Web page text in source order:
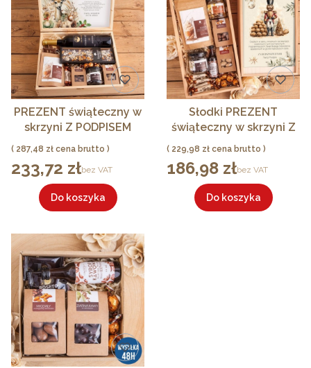
PREZENT świąteczny w
skrzyni Z PODPISEM
Zestaw czekoladowy z
Cena
287,48 zł
Cena
233,72 złbez VAT
Do koszyka
Słodki PREZENT
świąteczny w skrzyni Z
DEDYKACJĄ Zestaw
karmelowy
Cena
229,98 zł
Cena
186,98 złbez VAT
Do koszyka